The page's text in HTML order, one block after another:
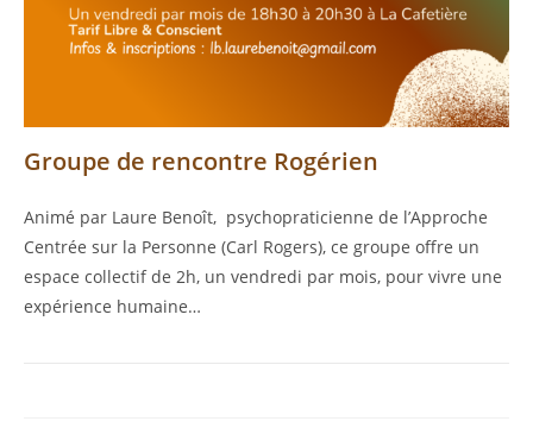
Groupe de rencontre Rogérien
Animé par Laure Benoît, psychopraticienne de l’Approche
Centrée sur la Personne (Carl Rogers), ce groupe offre un
espace collectif de 2h, un vendredi par mois, pour vivre une
expérience humaine…